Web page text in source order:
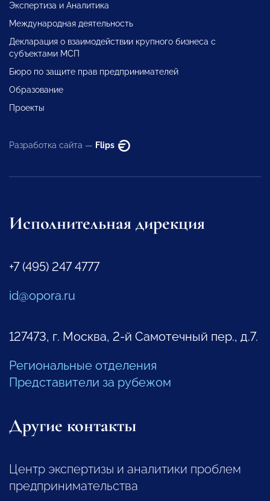
Экспертиза и Аналитика
Международная деятельность
Декларация о взаимодействии крупного бизнеса с
субъектами МСП
Бюро по защите прав предпринимателей
Образование
Проекты
Разработка сайта — Flips
Исполнительная дирекция
+7 (495) 247 4777
id@opora.ru
127473, г. Москва, 2-й Самотечный пер., д.7.
Региональные отделения
Представители за рубежом
Другие контакты
Центр экспертизы и аналитики проблем
предпринимательства